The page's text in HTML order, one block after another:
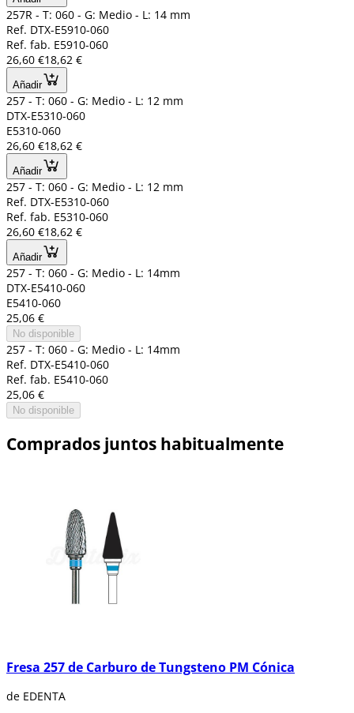
257R - T: 060 - G: Medio - L: 14 mm
Ref. DTX-E5910-060
Ref. fab. E5910-060
26,60 €18,62 €
Añadir
257 - T: 060 - G: Medio - L: 12 mm
DTX-E5310-060
E5310-060
26,60 €18,62 €
Añadir
257 - T: 060 - G: Medio - L: 12 mm
Ref. DTX-E5310-060
Ref. fab. E5310-060
26,60 €18,62 €
Añadir
257 - T: 060 - G: Medio - L: 14mm
DTX-E5410-060
E5410-060
25,06 €
No disponible
257 - T: 060 - G: Medio - L: 14mm
Ref. DTX-E5410-060
Ref. fab. E5410-060
25,06 €
No disponible
Comprados juntos habitualmente
Fresa 257 de Carburo de Tungsteno PM Cónica
de EDENTA